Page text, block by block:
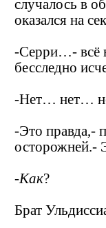
случалось в
оказался на
-Серри…- всё
бесследно
-Нет… нет…
-Это правда,-
осторожней.-
-Как?
Брат